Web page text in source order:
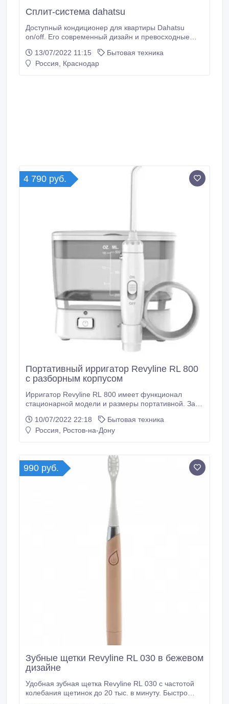
Сплит-система dahatsu
Доступный кондиционер для квартиры Dahatsu
on/off. Его современный дизайн и превосходные
для охлаждения и обогрева в межсезонье. Оснащен
качественным компрессор японского производства,
13/07/2022 11:15
Бытовая техника
Россия, Краснодар
4 790 руб.
Портативный ирригатор Revyline RL 800
с разборным корпусом
Ирригатор Revyline RL 800 имеет функционал
стационарной модели и размеры портативной. За
сложить в сумку-чехол и отправиться в поездку.
Ирригатор работает на аккумуляторе, который надо
заряда батареи.
10/07/2022 22:18
Бытовая техника
Россия, Ростов-на-Дону
990 руб.
Зубные щетки Revyline RL 030 в бежевом
дизайне
Удобная зубная щетка Revyline RL 030 с частотой
колебания щетинок до 20 тыс. в минуту. Быстро